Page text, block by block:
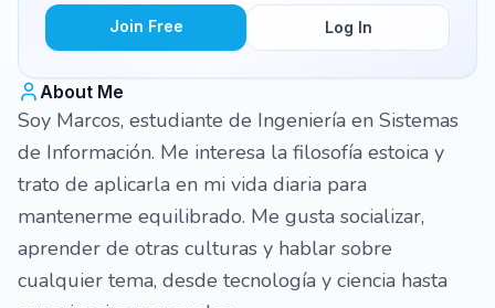
Join Free Log In
About Me
Soy Marcos, estudiante de Ingeniería en Sistemas
de Información. Me interesa la filosofía estoica y
trato de aplicarla en mi vida diaria para
mantenerme equilibrado. Me gusta socializar,
aprender de otras culturas y hablar sobre
cualquier tema, desde tecnología y ciencia hasta